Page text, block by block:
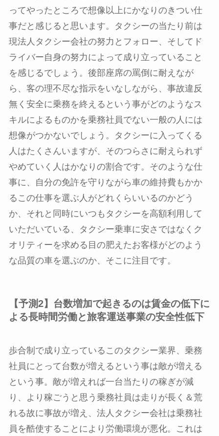
ってやったところで想像以上にかなりのきつい仕
事だと感じると思います。タクシーの当たり前は
現法人タクシー会社の努力とフォロー、そしてド
ライバー自身の努力によって成り立っていること
を感じるでしょう。後部座席の罵倒に耐えなが
ら、客の理不尽な指示をいなしながら、事故違反
無く安全に乗務を終えるという事がどのようなス
キルによるものかを乗務社員でない一般の人には
想像がつかないでしょう。タクシーに入ってくる
人はたくさんいますが、そのつらさに耐えられず
やめていく人はかなりの割合です。そのような仕
事に、自分の免許を守りながら車の維持費もかか
るこの仕事を選ぶ人がどれくらいいるのかどう
か、それと同時にいつもタクシーを高額利用して
いただいている、タクシー乗車に安さではなくク
オリティーを求める目の肥えたお客様がどのよう
な品質の車を選ぶのか、そこに注目です。
【予測2】台数増加で起きるのは賃金の低下に
よる長時間労働と旅客運送事業の安全性低下
歩合制で成り立っているこのタクシー業界、乗務
社員にとって台数が増えるという事は敵が増える
という事。敵が増えれば一台当たりの稼ぎが減
り、より稼ごうと思う乗務社員は走りが長く＆荒
れる故に事故が増え、法人タクシー会社は乗務社
員を酷使することにより労働環境が悪化。これは